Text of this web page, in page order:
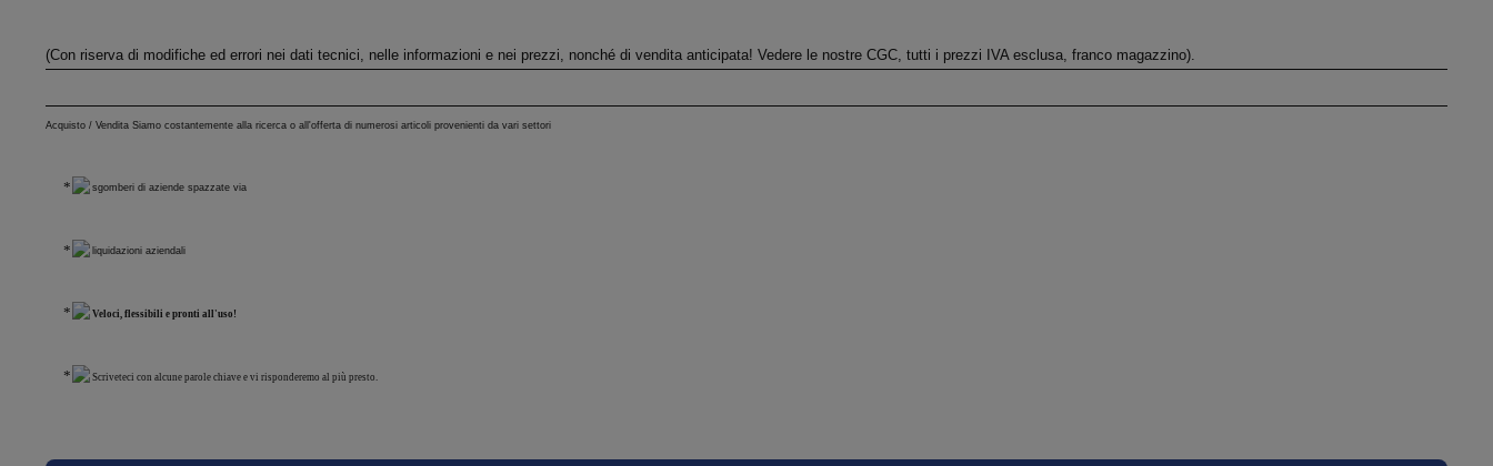
(Con riserva di modifiche ed errori nei dati tecnici, nelle informazioni e nei prezzi, nonché di vendita anticipata! Vedere le nostre CGC, tutti i prezzi IVA esclusa, franco magazzino).
Acquisto / Vendita Siamo costantemente alla ricerca o all'offerta di numerosi articoli provenienti da vari settori
sgomberi di aziende spazzate via
liquidazioni aziendali
Veloci, flessibili e pronti all'uso!
Scriveteci con alcune parole chiave e vi risponderemo al più presto.